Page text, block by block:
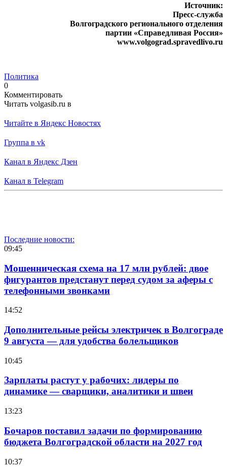
Источник:
Пресс-служба
Волгоградского регионального отделения
партии «Справедливая Россия»
www.volgograd.spravedlivo.ru
Политика
0
Комментировать
Читать volgasib.ru в
Читайте в Яндекс Новостях
Группа в vk
Канал в Яндекс Дзен
Канал в Telegram
Последние новости:
09:45
Мошенническая схема на 17 млн рублей: двое
фигурантов предстанут перед судом за аферы с
телефонными звонками
14:52
Дополнительные рейсы электричек в Волгограде
9 августа — для удобства болельщиков
10:45
Зарплаты растут у рабочих: лидеры по
динамике — сварщики, аналитики и швеи
13:23
Бочаров поставил задачи по формированию
бюджета Волгоградской области на 2027 год
10:37